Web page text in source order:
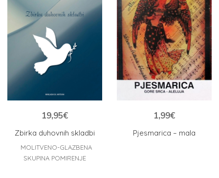
Zbirka duhovnih skladbi
19,95€
MOLITVENO-GLAZBENA
SKUPINA POMIRENJE
Pjesmarica – mala
1,99€